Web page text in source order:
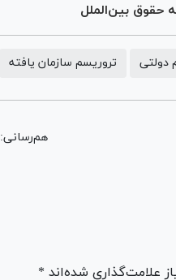
حقوق بین‌الملل
دولتی تروریسم سازمان یافته
هم‌رسانی:
علامت‌گذاری شده‌اند *